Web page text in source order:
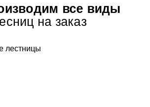
все виды
на заказ